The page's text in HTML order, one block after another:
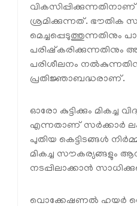
ശ്രമിക്കുന്നത്. ഭൗതിക
മെച്ചപ്പെടുത്തുന്നതിനും
പരിഷ്കരിക്കുന്നതിനും
പരിശീലനം
പ്രതിജ്ഞാബദ്ധരാണ്.
ഓരോ കുട്ടിക്കും മികച്ച
എന്നതാണ് സർക്കാർ
പുതിയ കെട്ടിടങ്ങൾ
മികച്ച സൗകര്യങ്ങളും
നടപ്പിലാക്കാൻ
വൊക്കേഷണൽ ഹയർ